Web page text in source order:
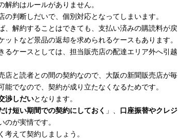
約はルールがありません。
判断しだいで、個別対応となってしまいます。
、解約することはできても、支払い済みの購読料が戻
トなど景品の返却を求められるケースもあります。
るケースとしては、担当販売店の配達エリア外へ引越
店と読者との間の契約なので、大阪の新聞販売店が毎
でなので、契約が成り立たなくなるためです。
渉しだいとなります。
け短い期間での契約にしておく 」、 口座振替やクレジ
のが実情です。
えて契約しましょう。